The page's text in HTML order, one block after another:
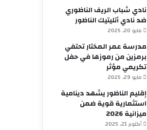
نادي شباب الريف الناظوري
ضد نادي أتليتيك الناظور
مايو 20, 2025
مدرسة عمر المختار تحتفي
برمزين من رموزها في حفل
تكريمي مؤثر
مايو 29, 2025
إقليم الناظور يشهد دينامية
استثمارية قوية ضمن
ميزانية 2026
أكتوبر 21, 2025